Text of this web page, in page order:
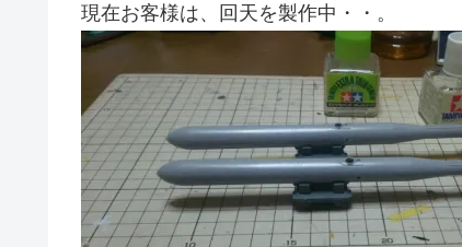
現在お客様は、回天を製作中・・。